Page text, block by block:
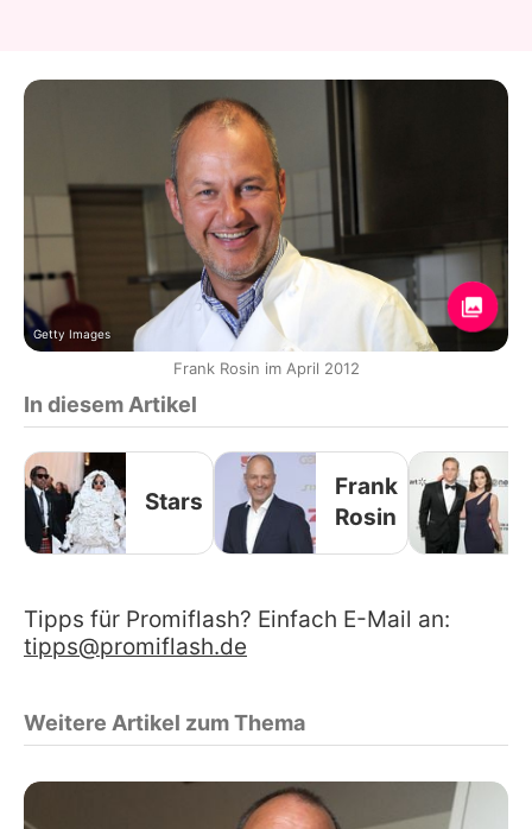
Getty Images
Frank Rosin im April 2012
In diesem Artikel
Stars
Frank
Rosin
Tipps für Promiflash? Einfach E-Mail an:
tipps@promiflash.de
Weitere Artikel zum Thema